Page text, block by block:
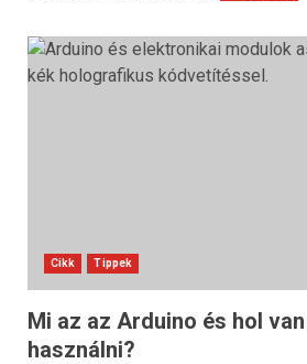
Cikk Tippek
Mi az az Arduino és hol
használni?